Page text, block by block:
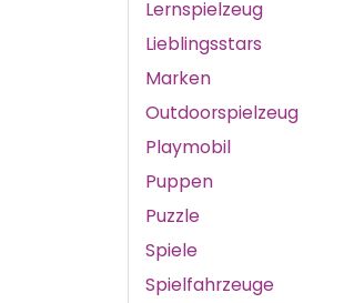
Lernspielzeug
Lieblingsstars
Marken
Outdoorspielzeug
Playmobil
Puppen
Puzzle
Spiele
Spielfahrzeuge